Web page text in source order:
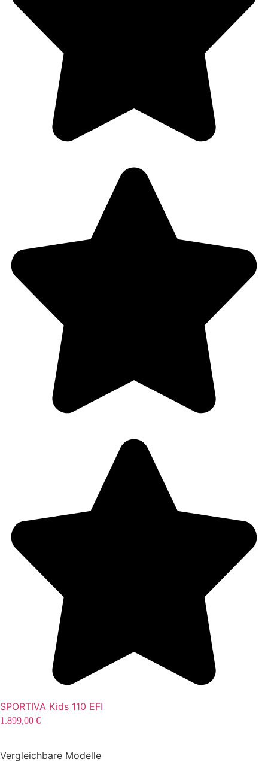
SPORTIVA Kids 110 EFI
1.899,00 €
Vergleichbare Modelle